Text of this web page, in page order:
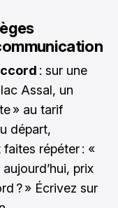
: sur une
Assal, un
» au tarif
départ,
répéter : «
prix
? » Écrivez sur